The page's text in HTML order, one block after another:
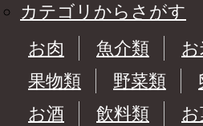
カテゴリからさがす
お肉
魚介類
果物類
野菜類
お酒
飲料類